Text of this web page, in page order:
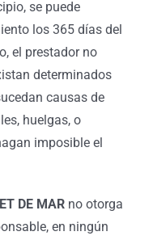
se puede
los 365 días del
el prestador no
determinados
causas de
huelgas, o
imposible el
DE MARno otorga
en ningún